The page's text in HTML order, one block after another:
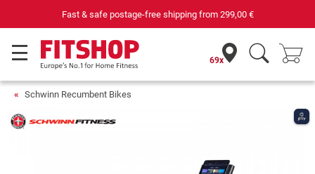
Your expert in home fitness for 42 years
69x
Schwinn Recumbent Bikes